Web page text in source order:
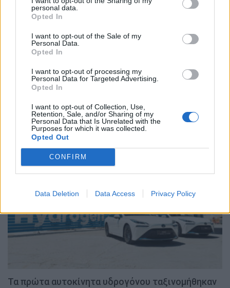
personal data.
Opted In
I want to opt-out of the Sale of my
Personal Data.
Opted In
I want to opt-out of processing my
Personal Data for Targeted Advertising.
Opted In
I want to opt-out of Collection, Use,
Retention, Sale, and/or Sharing of my
Personal Data that Is Unrelated with the
Purposes for which it was collected.
Opted Out
CONFIRM
Data Deletion Data Access Privacy Policy
παρόχων ενέργειας
NEWSROOM 31.7.2026
MOTOR GREEN
Τα πρώτα αυτοκίνητα υδρογόνου ταξινομήθηκαν